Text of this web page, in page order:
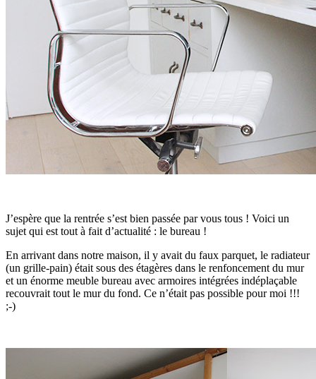
J’espère que la rentrée s’est bien passée par vous tous ! Voici un
sujet qui est tout à fait d’actualité : le bureau !
En arrivant dans notre maison, il y avait du faux parquet, le radiateur
(un grille-pain) était sous des étagères dans le renfoncement du mur
et un énorme meuble bureau avec armoires intégrées indéplaçable
recouvrait tout le mur du fond. Ce n’était pas possible pour moi !!!
;-)